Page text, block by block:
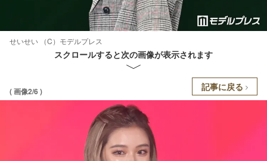
せいせい （C）モデルプレス
スクロールすると次の画像が表示されます
( 画像2/6 ) 記事に戻る